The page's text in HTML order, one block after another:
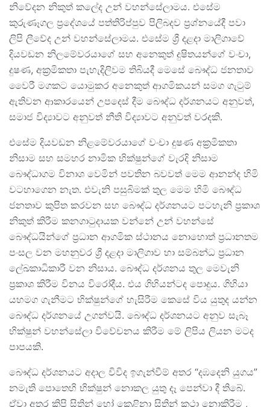
නිවේදන නිකුත් කලේද උන් වහන්සේලාමය. එසේම
කුරුණෑගල ප්‍රදේශයේ පත්තිරිප්පුව පිලිබදව ප්‍රශ්නයේදී පවා
ලිපි ලීවේද උන් වහන්සේලාමය. එසේම ශ්‍රී දළදා මාලිගාවේ
දියවඩන නිලමේවරයාගේ සහ අනෙකුත් දුෂිතයන්ගේ වංචා,
දුෂණ, අක්‍රමිකතා පැහැදිලිවම තිබියදී මෙසේ බෞද්ධ ජනතාව
වෛරී මගකට යොමුකර අනෙකුත් ආගමිකයන් සමග ගැටුම්
ඇතිවන ආකාරයෙන් උපදෙස් දීම බෞද්ධ දර්ශනයට අනුවත්,
සමාජ විද්‍යාවට අනුවත් නීති විද්‍යාවට අනුවත් වරදකි.
එසේම දියවඩන නිළමේවරයාගේ වංචා දුෂණ අක්‍රමිකතා
නිසාම සහ සමහර නාමික භික්ෂුන්ගේ වැරදි නිසාම
බෞද්ධාගම විනාශ වෙමින් පවතින බවවත් මෙම ආනන්ද හිමි
වටහාගෙන නැත. එවැනි පසුබිමක් තුල මෙම හිමි බෞද්ධ
ජනතාව කුපිත කරවන සහ බෞද්ධ දර්ශනයට පටහැනි ප්‍රකාශ
නිකුත් කිරීම කනගාටුදායක වන්නේ උන් වහන්සේ
බෞද්ධයින්ගේ ප්‍රධාන ආගමික ස්ථානය නොහොත් ප්‍රධානතම
පංසල වන මහනුවර ශ්‍රී දළදා මාලිගාව හා සම්බන්ධ ප්‍රධාන
ලේඛකාධිකාරී වන නිසාය. බෞද්ධ දර්ශනය තුල මෙවැනි
ප්‍රකාශ කිරීම විනය විරෝදීය. එය ගිහියන්ටද පොදුය. ගිහියා
යහමග ගැනීමට භික්ෂුන්ගේ හැසිරීම කෙසේ විය යුතුද යන්න
බෞද්ධ දර්ශනයේ උගන්වයි. බෞද්ධ දර්ශනයට අනුව සැබෑ
භික්ෂුන් වහන්සේලා විවේචනය කිරීම මේ ලිපිය ලියන මටද
පාපයකි.
බෞද්ධ දර්ශනයට අදාල විවිද ඉගැන්වීම් අතර “දඹදෙනි යුගය”
නමැති පොතෙහි භික්ෂුන් නොකල යුතු දෑ පෙන්වා දී තිබේ.
ඒවා අතර කිපි සිතින් හෝ කෙළිනා සිතින් කථා නොකිරීම ,